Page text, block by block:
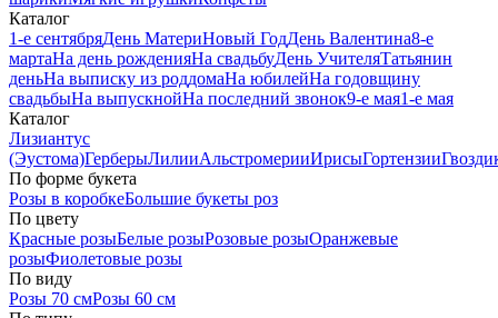
Каталог
1-е сентябряДень МатериНовый ГодДень Валентина8-е
мартаНа день рожденияНа свадьбуДень УчителяТатьянин
деньНа выписку из роддомаНа юбилейНа годовщину
свадьбыНа выпускнойНа последний звонок9-е мая1-е мая
Каталог
Лизиантус
(Эустома)ГерберыЛилииАльстромерииИрисыГортензии
По форме букета
Розы в коробкеБольшие букеты роз
По цвету
Красные розыБелые розыРозовые розыОранжевые
розыФиолетовые розы
По виду
Розы 70 смРозы 60 см